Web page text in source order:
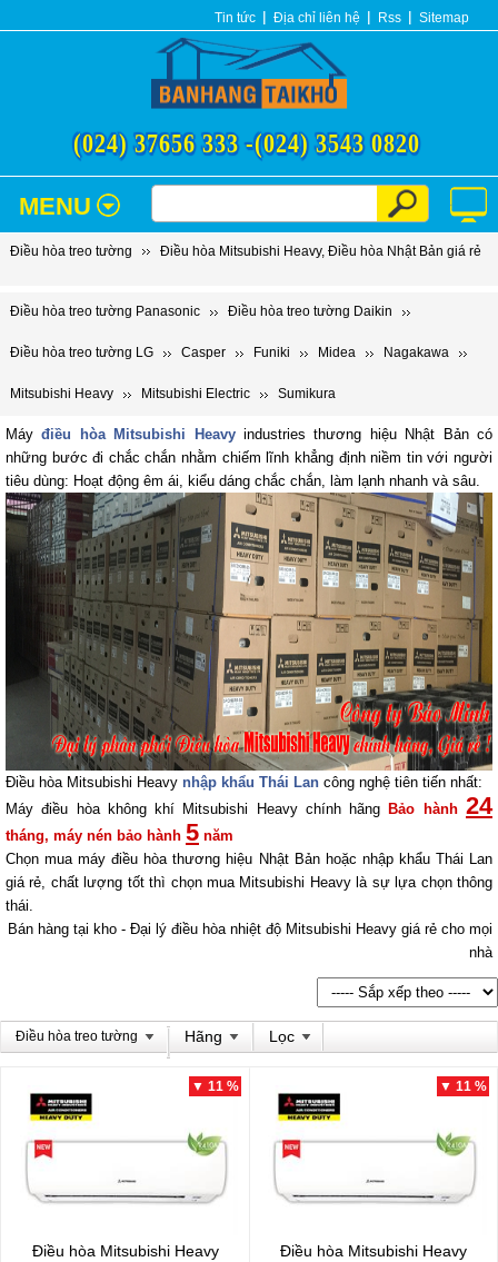
Tin tức Địa chỉ liên hệ Rss Sitemap
(024) 37656 333 -(024) 3543 0820
MENU
Điều hòa treo tường Điều hòa Mitsubishi Heavy, Điều hòa Nhật Bản giá rẻ
Điều hòa treo tường Panasonic Điều hòa treo tường Daikin
Điều hòa treo tường LG Casper Funiki Midea Nagakawa
Mitsubishi Heavy Mitsubishi Electric Sumikura
Máyđiều hòa Mitsubishi Heavyindustries thương hiệu Nhật Bản có
những bước đi chắc chắn nhằm chiếm lĩnh khẳng định niềm tin với người
tiêu dùng: Hoạt động êm ái, kiểu dáng chắc chắn, làm lạnh nhanh và sâu.
Điều hòa Mitsubishi Heavy nhập khẩu Thái Lan công nghệ tiên tiến nhất:
Máy điều hòa không khí Mitsubishi Heavy chính hãng Bảo hành24
tháng, máy nén bảo hành 5 năm
Chọn mua máy điều hòa thương hiệu Nhật Bản hoặc nhập khẩu Thái Lan
giá rẻ, chất lượng tốt thì chọn mua Mitsubishi Heavy là sự lựa chọn thông
thái.
Bán hàng tại kho - Đại lý điều hòanhiệt độ Mitsubishi Heavy giá rẻ cho mọi
nhà
Điều hòa treo tường Hãng Lọc
▼ 11 %
Điều hòa Mitsubishi Heavy
▼ 11 %
Điều hòa Mitsubishi Heavy